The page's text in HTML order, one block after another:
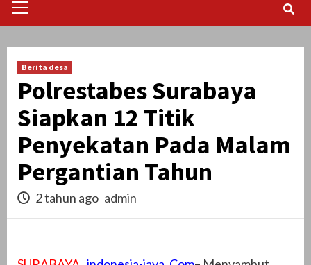
Menu
Berita desa
Polrestabes Surabaya
Siapkan 12 Titik
Penyekatan Pada Malam
Pergantian Tahun
2 tahun ago admin